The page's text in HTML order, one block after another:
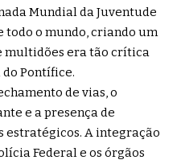
Mundial da Juventude
todo o mundo, criando um
multidões era tão crítica
Pontífice.
de vias, o
e a presença de
estratégicos. A integração
Federal e os órgãos